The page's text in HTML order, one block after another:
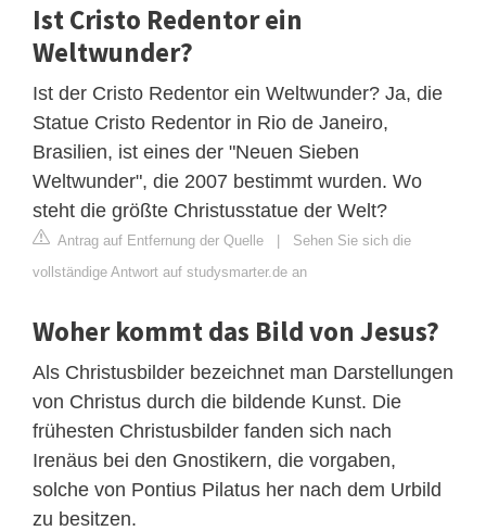
Ist Cristo Redentor ein
Weltwunder?
Ist der Cristo Redentor ein Weltwunder? Ja, die
Statue Cristo Redentor in Rio de Janeiro,
Brasilien, ist eines der "Neuen Sieben
Weltwunder", die 2007 bestimmt wurden. Wo
steht die größte Christusstatue der Welt?
Antrag auf Entfernung der Quelle | Sehen Sie sich die
vollständige Antwort auf studysmarter.de an
Woher kommt das Bild von Jesus?
Als Christusbilder bezeichnet man Darstellungen
von Christus durch die bildende Kunst. Die
frühesten Christusbilder fanden sich nach
Irenäus bei den Gnostikern, die vorgaben,
solche von Pontius Pilatus her nach dem Urbild
zu besitzen.